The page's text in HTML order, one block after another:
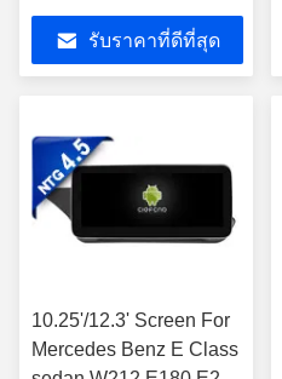
W211 E200 CLS G
CLASS W463 2002-
2009 ขายรถยนต์ใน
รับราคาที่ดีที่สุด
10.25'/12.3' Screen For
Mercedes Benz E Class